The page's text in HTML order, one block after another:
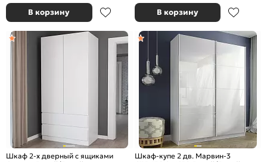
В корзину В корзину
Шкаф 2-х дверный с ящиками
Шкаф-купе 2 дв. Марвин-3